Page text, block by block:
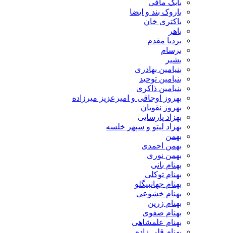
بابک مافی
باروک بند و ایضا
باکتری خان
باهر
بردیا مقدم
برسام
بشیر
بنیامین بهادری
بنیامین توحید
بنیامین ذاکری
بهروز اوجاقی و امیرعزیز میرزاده
بهروز نقویان
بهزاد پارسایی
بهزاد لیتو و سپهر خلسه
بهمن
بهمن احمدی
بهمن نوری
بهنام بانی
بهنام توکلی
بهنام جهانبیگلو
بهنام خشوعی
بهنام زرین
بهنام صفوی
بهنام علمشاهی